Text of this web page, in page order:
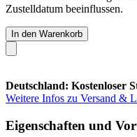
Zustelldatum beeinflussen.
In den Warenkorb
Deutschland: Kostenloser
Weitere Infos zu Versand &
Eigenschaften und